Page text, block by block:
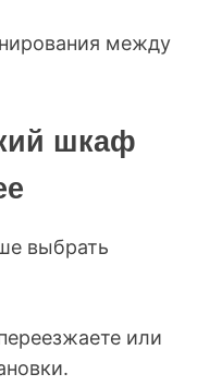
между
шкаф
выбрать
или